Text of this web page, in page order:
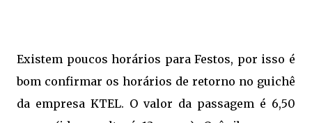
Existem poucos horários para Festos, por isso é
bom confirmar os horários de retorno no guichê
da empresa KTEL. O valor da passagem é 6,50